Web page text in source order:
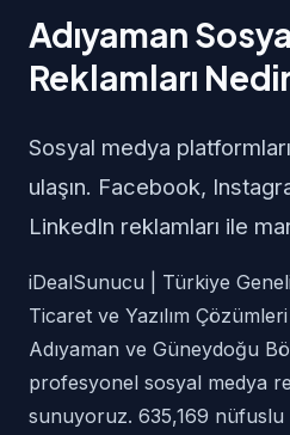
Adıyaman
Reklamları
Sosyal medya
ulaşın. Facebook,
LinkedIn reklamları ile
iDealSunucu | Türkiye
Ticaret ve Yazılım
Adıyaman ve Güneydoğu
profesyonel sosyal medya
sunuyoruz. 635,169 nüfuslu